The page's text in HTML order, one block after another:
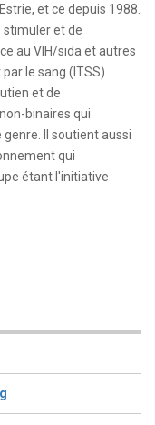
et ce depuis 1988.
stimuler et de
au VIH/sida et autres
le sang (ITSS).
et de
binaires qui
Il soutient aussi
qui
étant l'initiative